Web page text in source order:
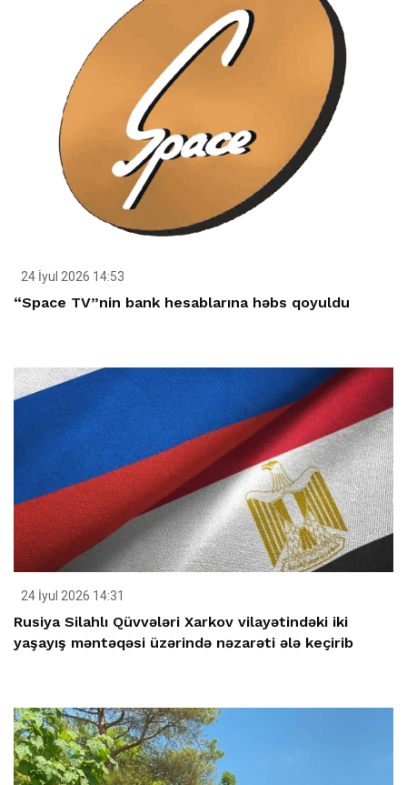
24 İyul 2026 14:53
“Space TV”nin bank hesablarına həbs qoyuldu
24 İyul 2026 14:31
Rusiya Silahlı Qüvvələri Xarkov vilayətindəki iki
yaşayış məntəqəsi üzərində nəzarəti ələ keçirib